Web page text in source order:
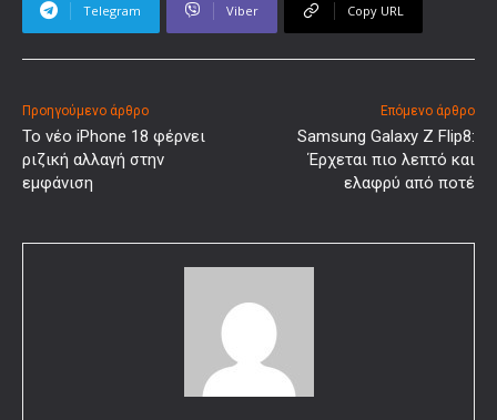
Telegram Viber Copy URL
Προηγούμενο άρθρο
Το νέο iPhone 18 φέρνει
ριζική αλλαγή στην
εμφάνιση
Επόμενο άρθρο
Samsung Galaxy Z Flip8:
Έρχεται πιο λεπτό και
ελαφρύ από ποτέ